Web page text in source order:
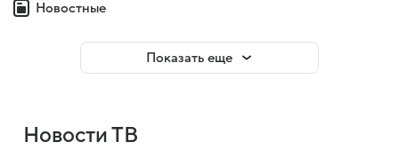
Новостные
Показать еще
Новости ТВ